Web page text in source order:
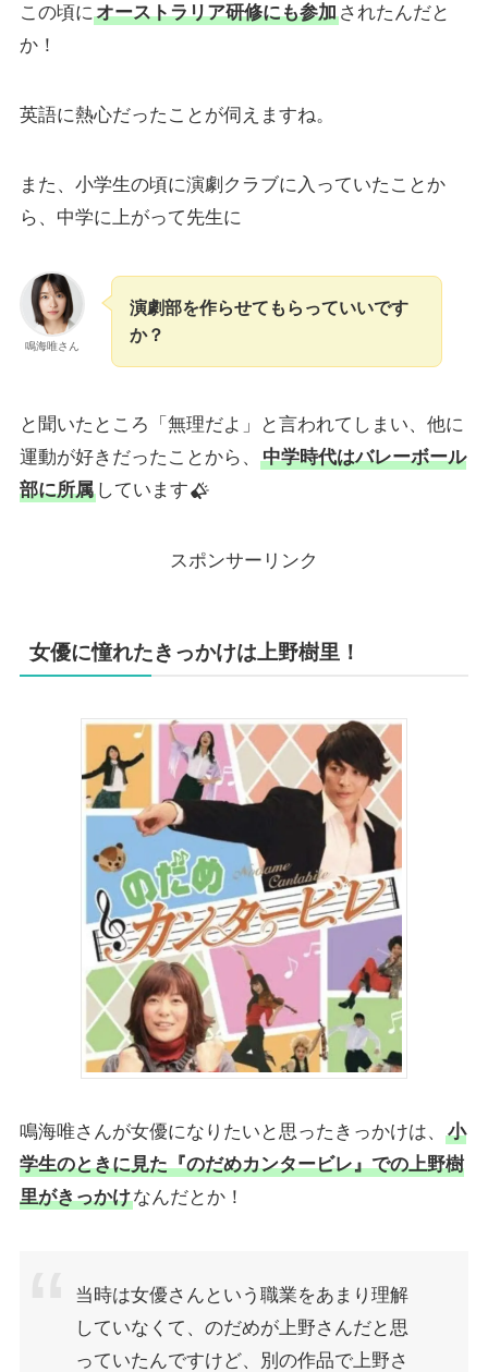
この頃にオーストラリア研修にも参加されたんだと
か！
英語に熱心だったことが伺えますね。
また、小学生の頃に演劇クラブに入っていたことか
ら、中学に上がって先生に
鳴海唯さん
演劇部を作らせてもらっていいです
か？
と聞いたところ「無理だよ」と言われてしまい、他に
運動が好きだったことから、
中学時代はバレーボール
部に所属しています
スポンサーリンク
女優に憧れたきっかけは上野樹里！
鳴海唯さんが女優になりたいと思ったきっかけは、
小
学生のときに見た『のだめカンタービレ』での上野樹
里がきっかけなんだとか！
当時は女優さんという職業をあまり理解
していなくて、のだめが上野さんだと思
っていたんですけど、別の作品で上野さ